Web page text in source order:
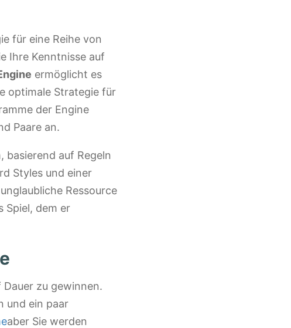
für eine Reihe von
Ihre Kenntnisse auf
ermöglicht es
optimale Strategie für
der Engine
Paare an.
basierend auf Regeln
Styles und einer
Ressource
Spiel, dem er
zu gewinnen.
und ein paar
aber Sie werden